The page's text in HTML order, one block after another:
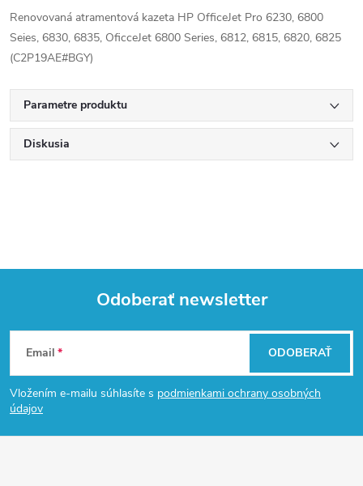
Renovovaná atramentová kazeta HP OfficeJet Pro 6230, 6800
Seies, 6830, 6835, OficceJet 6800 Series, 6812, 6815, 6820, 6825
(C2P19AE#BGY)
Parametre produktu
Diskusia
Z
á
p
Odoberať newsletter
Email
Vložením e-mailu súhlasíte s podmienkami ochrany osobných
údajov
ODOBERAŤ